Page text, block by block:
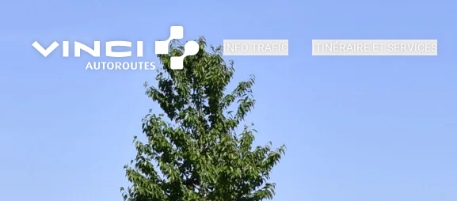
INFO TRAFIC ITINÉRAIRE ET SERVICES